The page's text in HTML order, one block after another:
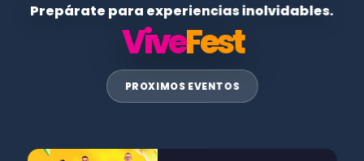
Prepárate para experiencias inolvidables.
ViveFest
PROXIMOS EVENTOS